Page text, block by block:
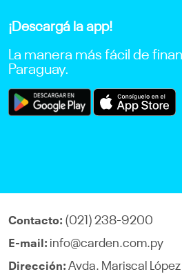
¡Descargá la app!
La manera más fácil de
Paraguay.
Contacto: (021) 238-9200
E-mail: info@carden.com.py
Dirección: Avda. Mariscal